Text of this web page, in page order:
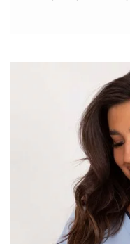
do pracy czy na
Pistacjowa
rękawie Opis
Kod produktu: